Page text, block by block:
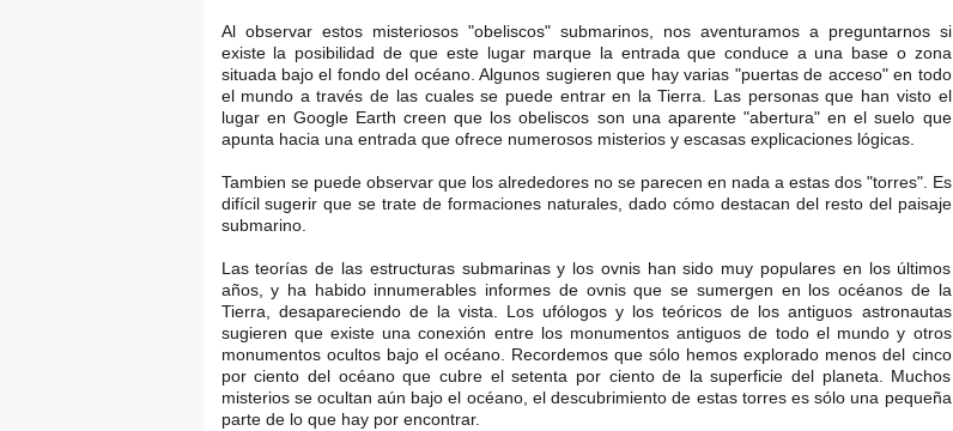
Al observar estos misteriosos "obeliscos" submarinos, nos aventuramos a preguntarnos si
existe la posibilidad de que este lugar marque la entrada que conduce a una base o zona
situada bajo el fondo del océano. Algunos sugieren que hay varias "puertas de acceso" en todo
el mundo a través de las cuales se puede entrar en la Tierra. Las personas que han visto el
lugar en Google Earth creen que los obeliscos son una aparente "abertura" en el suelo que
apunta hacia una entrada que ofrece numerosos misterios y escasas explicaciones lógicas.
Tambien se puede observar que los alrededores no se parecen en nada a estas dos "torres". Es
difícil sugerir que se trate de formaciones naturales, dado cómo destacan del resto del paisaje
submarino.
Las teorías de las estructuras submarinas y los ovnis han sido muy populares en los últimos
años, y ha habido innumerables informes de ovnis que se sumergen en los océanos de la
Tierra, desapareciendo de la vista. Los ufólogos y los teóricos de los antiguos astronautas
sugieren que existe una conexión entre los monumentos antiguos de todo el mundo y otros
monumentos ocultos bajo el océano. Recordemos que sólo hemos explorado menos del cinco
por ciento del océano que cubre el setenta por ciento de la superficie del planeta. Muchos
misterios se ocultan aún bajo el océano, el descubrimiento de estas torres es sólo una pequeña
parte de lo que hay por encontrar.